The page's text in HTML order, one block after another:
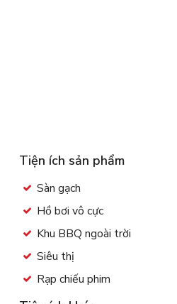
Tiện ích sản phẩm
Sàn gạch
Hồ bơi vô cực
Khu BBQ ngoài trời
Siêu thị
Rạp chiếu phim